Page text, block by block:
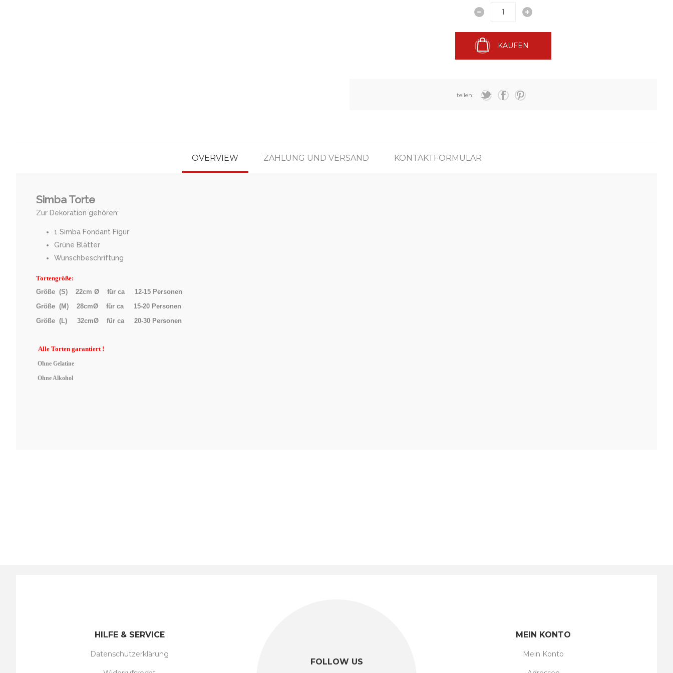
KAUFEN
teilen:
OVERVIEW ZAHLUNG UND VERSAND KONTAKTFORMULAR
Simba Torte
Zur Dekoration gehören:
1 Simba Fondant Figur
Grüne Blätter
Wunschbeschriftung
Tortengröße:
Größe (S) 22cm Ø für ca 12-15 Personen
Größe (M) 28cmØ für ca 15-20 Personen
Größe (L) 32cmØ für ca 20-30 Personen
Alle Torten garantiert !
Ohne Gelatine
Ohne Alkohol
FOLLOW US
HILFE & SERVICE
Datenschutzerklärung
MEIN KONTO
Mein Konto